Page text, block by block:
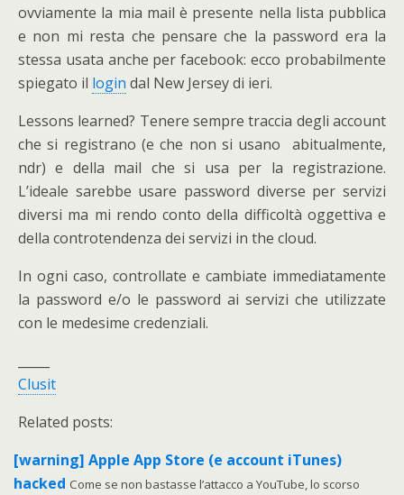
ovviamente la mia mail è presente nella lista pubblica
e non mi resta che pensare che la password era la
stessa usata anche per facebook: ecco probabilmente
spiegato il login dal New Jersey di ieri.
Lessons learned? Tenere sempre traccia degli account
che si registrano (e che non si usano abitualmente,
ndr) e della mail che si usa per la registrazione.
L’ideale sarebbe usare password diverse per servizi
diversi ma mi rendo conto della difficoltà oggettiva e
della controtendenza dei servizi in the cloud.
In ogni caso, controllate e cambiate immediatamente
la password e/o le password ai servizi che utilizzate
con le medesime credenziali.
Clusit
Related posts:
[warning] Apple App Store (e account iTunes)
hacked Come se non bastasse l’attacco a YouTube, lo scorso